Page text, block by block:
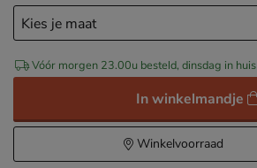
Vóór morgen 23.00u besteld, dinsdag in huis
In winkelmandje
Winkelvoorraad